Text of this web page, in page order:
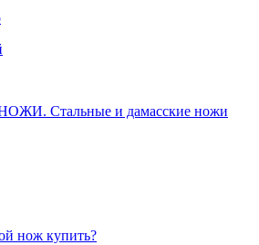
Стальные и дамасские ножи
нож купить?